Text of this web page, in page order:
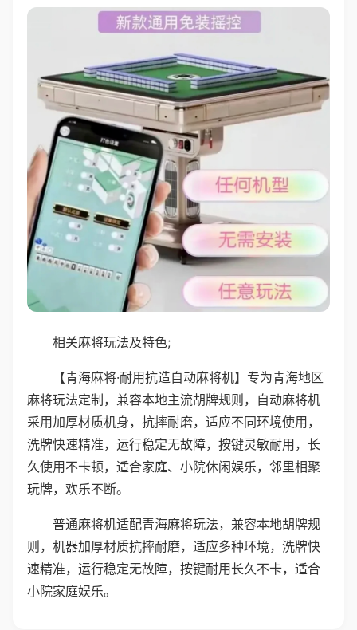
相关麻将玩法及特色;
【青海麻将·耐用抗造自动麻将机】专为青海地区
麻将玩法定制，兼容本地主流胡牌规则，自动麻将机
采用加厚材质机身，抗摔耐磨，适应不同环境使用，
洗牌快速精准，运行稳定无故障，按键灵敏耐用，长
久使用不卡顿，适合家庭、小院休闲娱乐，邻里相聚
玩牌，欢乐不断。
普通麻将机适配青海麻将玩法，兼容本地胡牌规
则，机器加厚材质抗摔耐磨，适应多种环境，洗牌快
速精准，运行稳定无故障，按键耐用长久不卡，适合
小院家庭娱乐。